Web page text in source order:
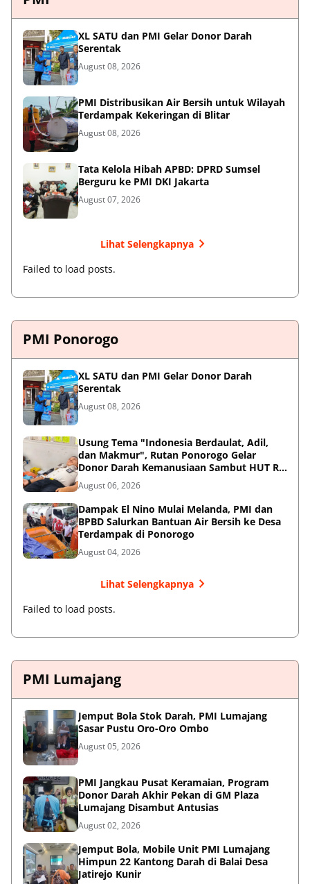
XL SATU dan PMI Gelar Donor Darah
Serentak
August 08, 2026
PMI Distribusikan Air Bersih untuk Wilayah
Terdampak Kekeringan di Blitar
August 08, 2026
Tata Kelola Hibah APBD: DPRD Sumsel
Berguru ke PMI DKI Jakarta
August 07, 2026
Lihat Selengkapnya
Failed to load posts.
PMI Ponorogo
XL SATU dan PMI Gelar Donor Darah
Serentak
August 08, 2026
Usung Tema "Indonesia Berdaulat, Adil,
dan Makmur", Rutan Ponorogo Gelar
Donor Darah Kemanusiaan Sambut HUT RI
ke-81
August 06, 2026
Dampak El Nino Mulai Melanda, PMI dan
BPBD Salurkan Bantuan Air Bersih ke Desa
Terdampak di Ponorogo
August 04, 2026
Lihat Selengkapnya
Failed to load posts.
PMI Lumajang
Jemput Bola Stok Darah, PMI Lumajang
Sasar Pustu Oro-Oro Ombo
August 05, 2026
PMI Jangkau Pusat Keramaian, Program
Donor Darah Akhir Pekan di GM Plaza
Lumajang Disambut Antusias
August 02, 2026
Jemput Bola, Mobile Unit PMI Lumajang
Himpun 22 Kantong Darah di Balai Desa
Jatirejo Kunir